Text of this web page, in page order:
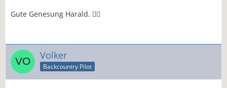
Gute Genesung Harald. 👍🏻
Volker
Backcountry Pilot